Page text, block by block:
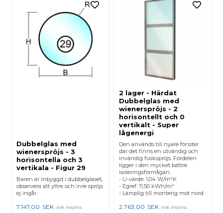
Dubbelglas med
wienerspröjs - 3
horisontella och 3
vertikala - Figur 29
Baren är inbyggd i dubbelglaset,
observera att yttre och inre spröjs
ej ingår.
7.147,00 SEK ink moms
2 lager - Härdat
Dubbelglas med
wienerspröjs - 2
horisontellt och 0
vertikalt - Super
lågenergi
Den används till nyare fönster
där det finns en utvändig och
invändig fuskspröjs. Fördelen
ligger i den mycket bättre
isoleringsförmågan.
- U-värde: 1,04 W/m²K
- Egref: 11,50 kWh/m²
- Lämplig till monterig mot nord
2.763,00 SEK ink moms